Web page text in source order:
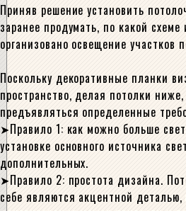
Приняв решение установить
заранее продумать, по какой
организовано освещение участков
Поскольку декоративные планки
пространство, делая потолки
предъявляться определенные
Правило 1: как можно больше
установке основного источника
дополнительных.
Правило 2: простота дизайна.
себе являются акцентной